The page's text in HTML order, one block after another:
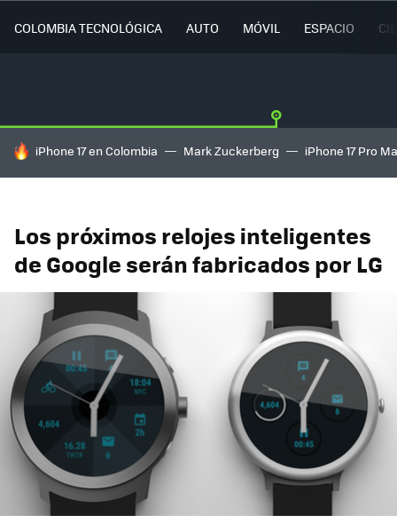
COLOMBIA TECNOLÓGICA AUTO MÓVIL ESPACIO
HOY SE HABLA DE
iPhone 17 en Colombia Mark Zuckerberg iPhone 17 Pro
Los próximos relojes inteligentes
de Google serán fabricados por LG